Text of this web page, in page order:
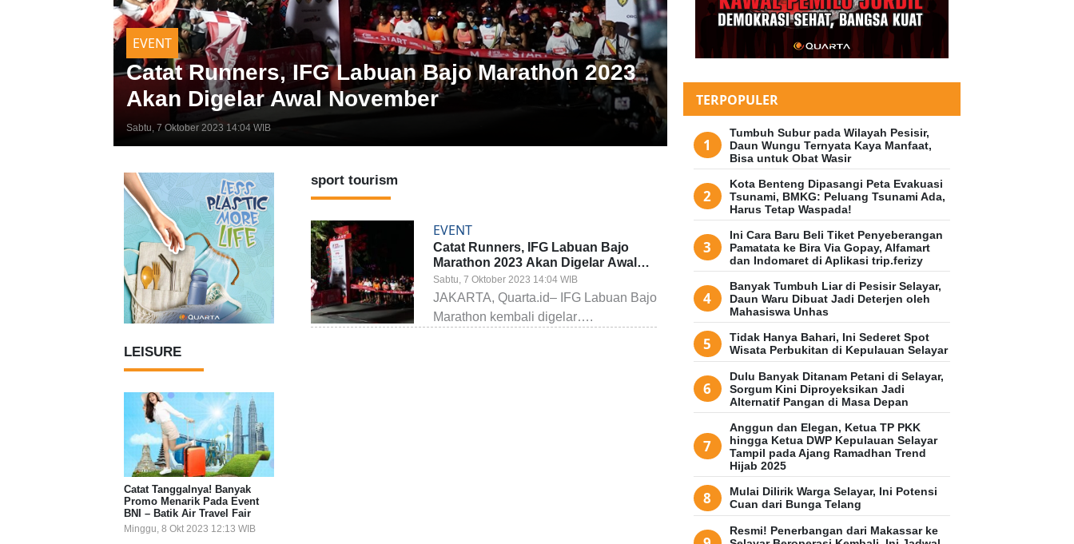
EVENT
Catat Runners, IFG Labuan Bajo Marathon 2023
Akan Digelar Awal November
Sabtu, 7 Oktober 2023 14:04 WIB
LEISURE
Catat Tanggalnya! Banyak
Promo Menarik Pada Event
BNI – Batik Air Travel Fair
Minggu, 8 Okt 2023 12:13 WIB
sport tourism
EVENT
Catat Runners, IFG Labuan Bajo
Marathon 2023 Akan Digelar Awal
November
Sabtu, 7 Oktober 2023 14:04 WIB
JAKARTA, Quarta.id– IFG Labuan Bajo
Marathon kembali digelar….
TERPOPULER
Tumbuh Subur pada Wilayah Pesisir,
Daun Wungu Ternyata Kaya Manfaat,
Bisa untuk Obat Wasir
Kota Benteng Dipasangi Peta Evakuasi
Tsunami, BMKG: Peluang Tsunami Ada,
Harus Tetap Waspada!
Ini Cara Baru Beli Tiket Penyeberangan
Pamatata ke Bira Via Gopay, Alfamart
dan Indomaret di Aplikasi trip.ferizy
Banyak Tumbuh Liar di Pesisir Selayar,
Daun Waru Dibuat Jadi Deterjen oleh
Mahasiswa Unhas
Tidak Hanya Bahari, Ini Sederet Spot
Wisata Perbukitan di Kepulauan Selayar
Dulu Banyak Ditanam Petani di Selayar,
Sorgum Kini Diproyeksikan Jadi
Alternatif Pangan di Masa Depan
Anggun dan Elegan, Ketua TP PKK
hingga Ketua DWP Kepulauan Selayar
Tampil pada Ajang Ramadhan Trend
Hijab 2025
Mulai Dilirik Warga Selayar, Ini Potensi
Cuan dari Bunga Telang
Resmi! Penerbangan dari Makassar ke